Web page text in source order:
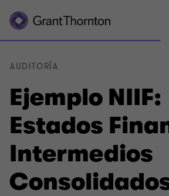
Ejemplo NIIF:
Estados
Intermedios
AUDITORÍA